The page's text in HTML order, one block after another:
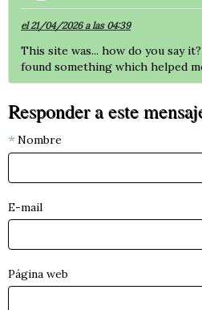
el 21/04/2026 a las 04:39
This site was... how do you say
found something which helped
Responder a este
Nombre
E-mail
Página web